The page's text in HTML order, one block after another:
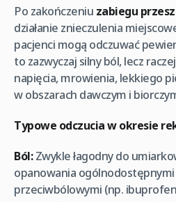
Po zakończeniu zabiegu
działanie znieczulenia
pacjenci mogą odczuwać
to zazwyczaj silny ból, lecz
napięcia, mrowienia, lekkiego
w obszarach dawczym i
Typowe odczucia w okresie
Ból:Zwykle łagodny do
opanowania
przeciwbólowymi (np.